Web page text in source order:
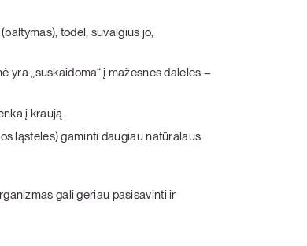
todėl, suvalgius jo,
yra „suskaidoma“ į mažesnes daleles –
į kraują.
ląsteles) gaminti daugiau natūralaus
gali geriau pasisavinti ir